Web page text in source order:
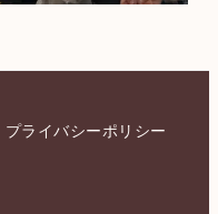
プライバシーポリシー